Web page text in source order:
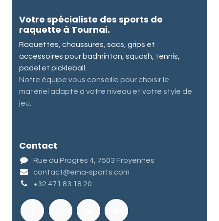
Votre spécialiste des sports de
raquette à Tournai.
Raquettes, chaussures, sacs, grips et
accessoires pour badminton, squash, tennis,
padel et pickleball.
Notre équipe vous conseille pour choisir le
matériel adapté à votre niveau et votre style de
jeu.
Contact
Rue du Progrès 4, 7503 Froyennes
contact@ema-sports.com
+32 471 83 18 20